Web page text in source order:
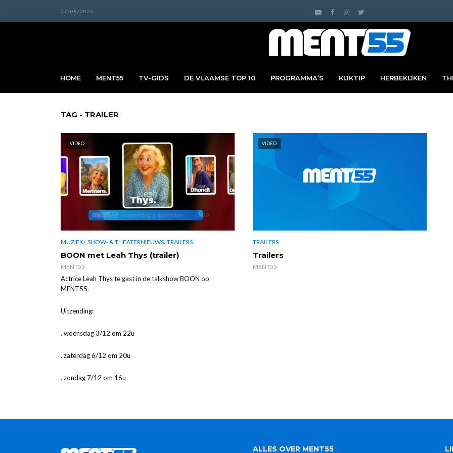
07/08/2026
HOME MENT55 TV-GIDS DE VLAAMSE TOP 10 PROGRAMMA’S KIJKTIP HERBEKIJKEN
TAG - TRAILER
VIDEO
MUZIEK-, SHOW- & THEATERNIEUWS, TRAILERS
BOON met Leah Thys (trailer)
MENT55
Actrice Leah Thys te gast in de talkshow BOON op
MENT55.
Uitzending:
. woensdag 3/12 om 22u
. zaterdag 6/12 om 20u
. zondag 7/12 om 16u
VIDEO
TRAILERS
Trailers
MENT55
ALLES OVER MENT55